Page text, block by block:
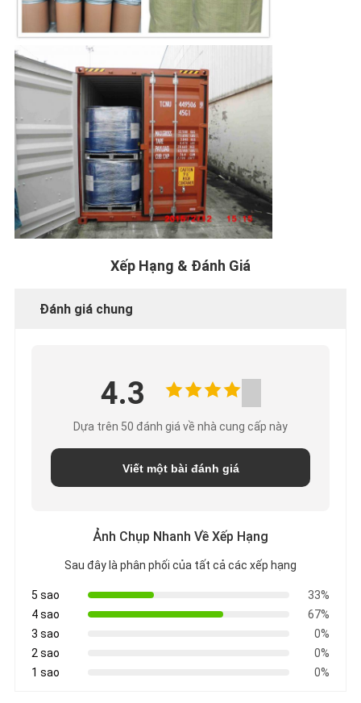
Xếp Hạng & Đánh Giá
Đánh giá chung
4.3
Dựa trên 50 đánh giá về nhà cung cấp này
Viết một bài đánh giá
Ảnh Chụp Nhanh Về Xếp Hạng
Sau đây là phân phối của tất cả các xếp hạng
5 sao
33%
4 sao
67%
3 sao
0%
2 sao
0%
1 sao
0%